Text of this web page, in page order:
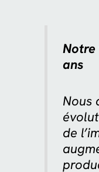
Notre
ans
Nous
de